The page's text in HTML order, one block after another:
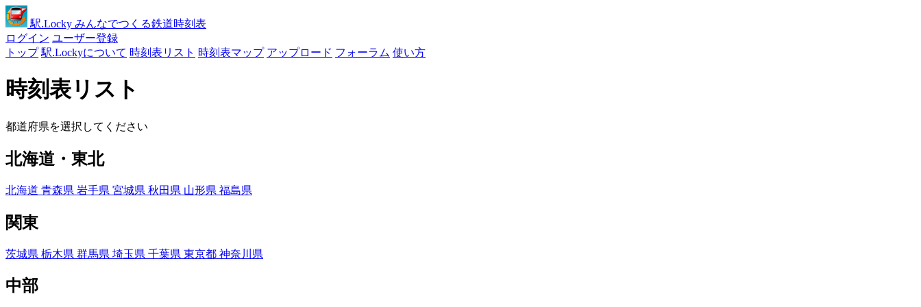
駅.Locky みんなでつくる鉄道時刻表
ログイン ユーザー登録
トップ 駅.Lockyについて 時刻表リスト 時刻表マップ アップロード フォーラム 使い方
時刻表リスト
都道府県を選択してください
北海道・東北
北海道 青森県 岩手県 宮城県 秋田県 山形県 福島県
関東
茨城県 栃木県 群馬県 埼玉県 千葉県 東京都 神奈川県
中部